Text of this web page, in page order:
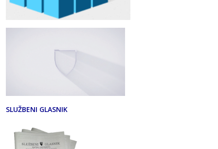
SLUŽBENI GLASNIK